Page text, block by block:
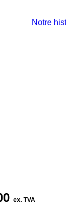
Notre
ex. TVA